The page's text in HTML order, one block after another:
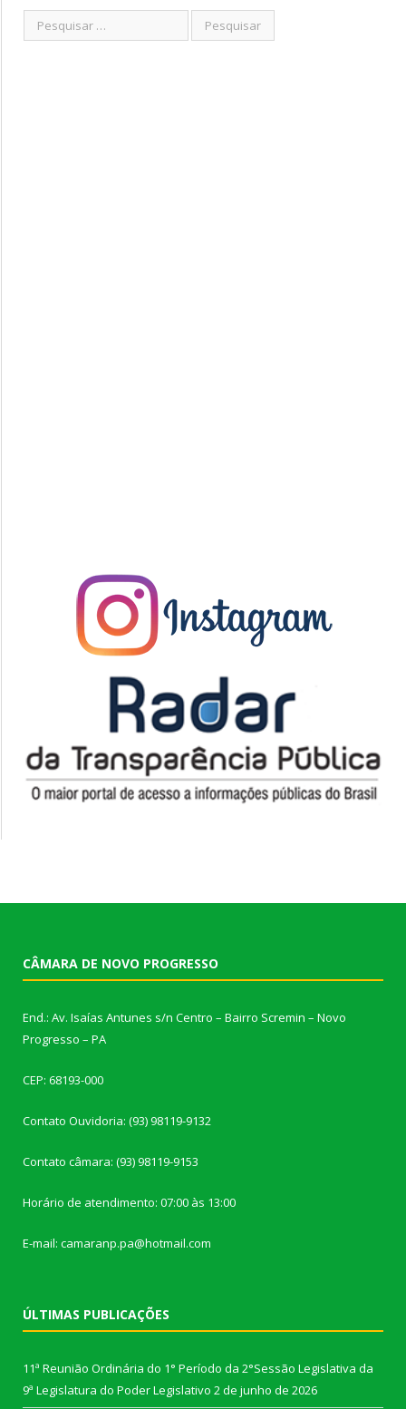
CÂMARA DE NOVO PROGRESSO
End.: Av. Isaías Antunes s/n Centro – Bairro Scremin – Novo
Progresso – PA
CEP: 68193-000
Contato Ouvidoria: (93) 98119-9132
Contato câmara: (93) 98119-9153
Horário de atendimento: 07:00 às 13:00
E-mail: camaranp.pa@hotmail.com
ÚLTIMAS PUBLICAÇÕES
11ª Reunião Ordinária do 1° Período da 2°Sessão Legislativa da
9ª Legislatura do Poder Legislativo 2 de junho de 2026